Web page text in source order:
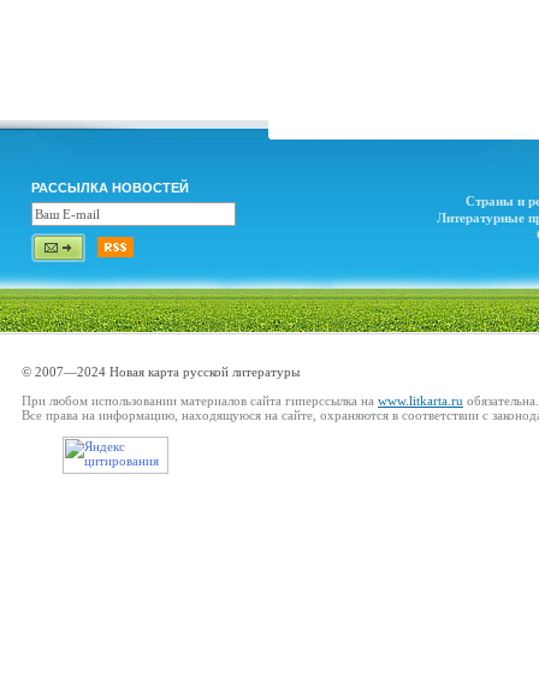
РАССЫЛКА НОВОСТЕЙ
Страны и
Литературные
© 2007—2024 Новая карта русской литературы
При любом использовании материалов сайта гиперссылка на www.litkarta.ru обязательна.
Все права на информацию, находящуюся на сайте, охраняются в соответствии с